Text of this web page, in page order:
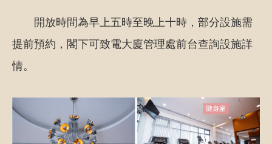
開放時間為早上五時至晚上十時，部分設施需
提前預約，閣下可致電大廈管理處前台查詢設施詳
情。